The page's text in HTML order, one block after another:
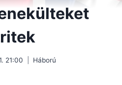
21:00 Háború